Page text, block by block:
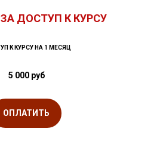
ДОСТУП К КУРСУ
К КУРСУ НА 1 МЕСЯЦ
5 000 руб
ОПЛАТИТЬ